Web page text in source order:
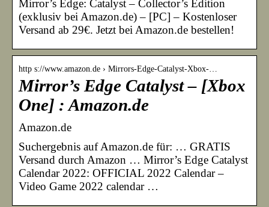
Mirror’s Edge: Catalyst – Collector’s Edition
(exklusiv bei Amazon.de) – [PC] – Kostenloser
Versand ab 29€. Jetzt bei Amazon.de bestellen!
http s://www.amazon.de › Mirrors-Edge-Catalyst-Xbox-…
Mirror’s Edge Catalyst – [Xbox
One] : Amazon.de
Amazon.de
Suchergebnis auf Amazon.de für: … GRATIS
Versand durch Amazon … Mirror’s Edge Catalyst
Calendar 2022: OFFICIAL 2022 Calendar –
Video Game 2022 calendar …